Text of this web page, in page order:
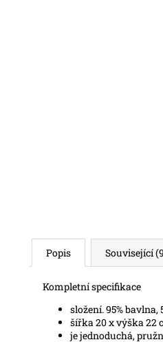
Popis Související
Kompletní specifikace
složení. 95% bavlna,
šířka 20 x výška 22
je jednoduchá,